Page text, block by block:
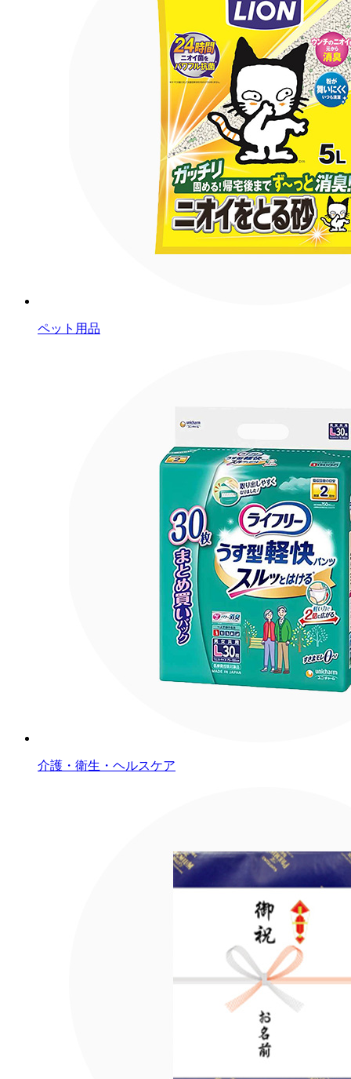
ペット用品
介護・衛生・ヘルスケア